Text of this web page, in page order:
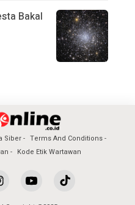
Bakal
Siber
Terms And Conditions
Kode Etik Wartawan